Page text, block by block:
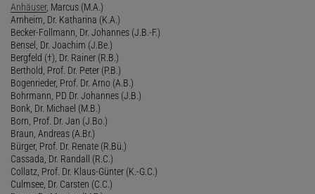
Anhäuser, Marcus (M.A.)
Arnheim, Dr. Katharina (K.A.)
Becker-Follmann, Dr. Johannes (J.B.-F.)
Bensel, Dr. Joachim (J.Be.)
Bergfeld (†), Dr. Rainer (R.B.)
Berthold, Prof. Dr. Peter (P.B.)
Bogenrieder, Prof. Dr. Arno (A.B.)
Bohrmann, PD Dr. Johannes (J.B.)
Bonk, Dr. Michael (M.B.)
Born, Prof. Dr. Jan (J.Bo.)
Braun, Andreas (A.Br.)
Bürger, Prof. Dr. Renate (R.Bü.)
Cassada, Dr. Randall (R.C.)
Collatz, Prof. Dr. Klaus-Günter (K.-G.C.)
Culmsee, Dr. Carsten (C.C.)